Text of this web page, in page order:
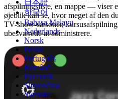
日本語
한국어
Bahasa Melayu
Nederlands
Norsk
Polski
Português
Română
Русский
Slovenčina
Svenska
afspilningsliste, en mappe — viser
øjeblik kan se, hvor meget af den
TV-show-sæsoner,
ubesværede at administrere.